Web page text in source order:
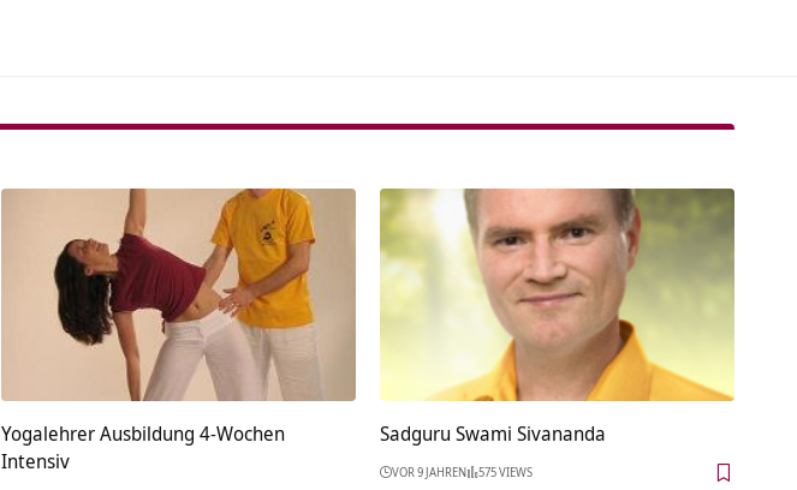
Yogalehrer Ausbildung 4-Wochen
Intensiv
Sadguru Swami Sivananda
VOR 9 JAHREN 575 VIEWS